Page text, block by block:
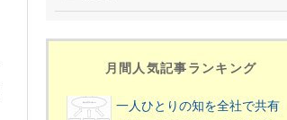
月間人気記事ランキング
一人ひとりの知を全社で共有